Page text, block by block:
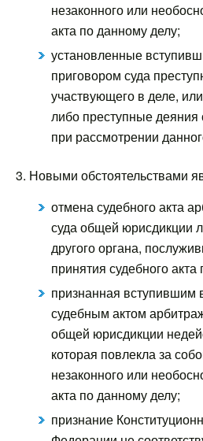
незаконного или
акта по данному делу;
установленные
приговором суда
участвующего в деле,
либо преступные
при рассмотрении
3. Новыми обстоятельствами
отмена судебного акта
суда общей юрисдикции
другого органа,
принятия судебного
признанная вступившим
судебным актом
общей юрисдикции
которая повлекла за
незаконного или
акта по данному делу;
признание